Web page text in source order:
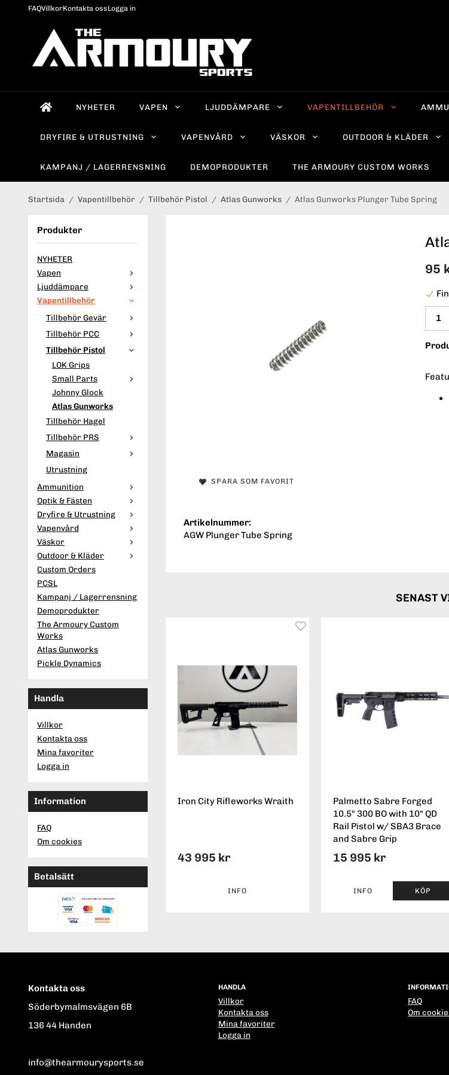
FAQVillkorKontakta ossLogga in
NYHETER VAPEN LJUDDÄMPARE VAPENTILLBEHÖR
DRYFIRE & UTRUSTNING VAPENVÅRD VÄSKOR OUTDOOR & KLÄDER
KAMPANJ / LAGERRENSNING DEMOPRODUKTER THE ARMOURY CUSTOM WORKS
Startsida / Vapentillbehör / Tillbehör Pistol / Atlas Gunworks / Atlas Gunworks Plunger Tube Spring
Produkter
NYHETER
Vapen
Ljuddämpare
Vapentillbehör
Tillbehör Gevär
Tillbehör PCC
Tillbehör Pistol
LOK Grips
Small Parts
Johnny Glock
Atlas Gunworks
Tillbehör Hagel
Tillbehör PRS
Magasin
Utrustning
Ammunition
Optik & Fästen
Dryfire & Utrustning
Vapenvård
Väskor
Outdoor & Kläder
Custom Orders
PCSL
Kampanj / Lagerrensning
Demoprodukter
The Armoury Custom
Works
Atlas Gunworks
Pickle Dynamics
Handla
Villkor
Kontakta oss
Mina favoriter
Logga in
Information
FAQ
Om cookies
Betalsätt
95
SPARA SOM FAVORIT
Artikelnummer:
AGW Plunger Tube Spring
SENAST
Iron City Rifleworks Wraith
43 995 kr
INFO
Palmetto Sabre Forged
10.5" 300 BO with 10" QD
Rail Pistol w/ SBA3 Brace
and Sabre Grip
15 995 kr
INFO KÖP
Kontakta oss
Söderbymalmsvägen 6B
136 44 Handen
info@thearmourysports.se
HANDLA
Villkor
Kontakta oss
Mina favoriter
Logga in
FAQ
Om